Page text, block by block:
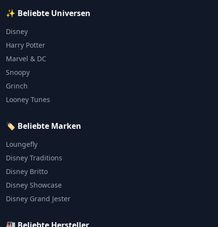
✨ Beliebte Universen
Disney
Harry Potter
Marvel & DC
Snoopy
Grinch
Looney Tunes
🏷️ Beliebte Marken
Loungefly
Disney Traditions
Disney Britto
Disney Showcase
Disney Grand Jester